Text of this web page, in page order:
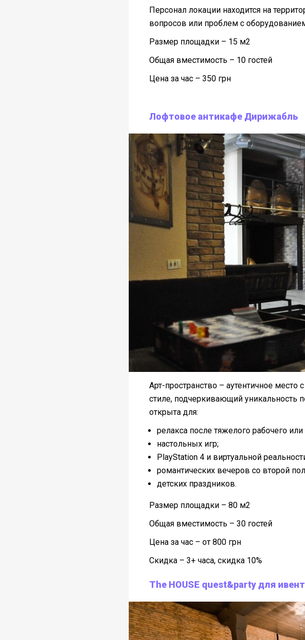
Персонал локации находится на
вопросов или проблем с
Размер площадки – 15 м2
Общая вместимость – 10 гостей
Цена за час – 350 грн
Лофтовое антикафе Дирижабль
Арт-пространство – аутентичное
стиле, подчеркивающий уникальность
открыта для:
релакса после тяжелого рабочего или
настольных игр;
PlayStation 4 и виртуальной
романтических вечеров со второй
детских праздников.
Размер площадки – 80 м2
Общая вместимость – 30 гостей
Цена за час – от 800 грн
Скидка – 3+ часа, скидка 10%
The HOUSE quest&party для